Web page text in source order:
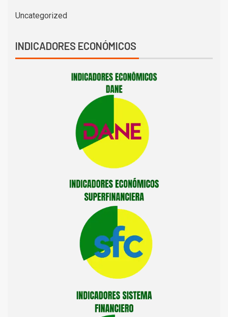
Uncategorized
INDICADORES ECONÓMICOS